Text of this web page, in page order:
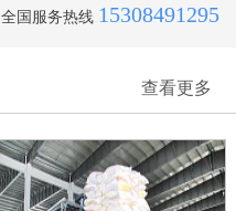
全国服务热线 15308491295
查看更多